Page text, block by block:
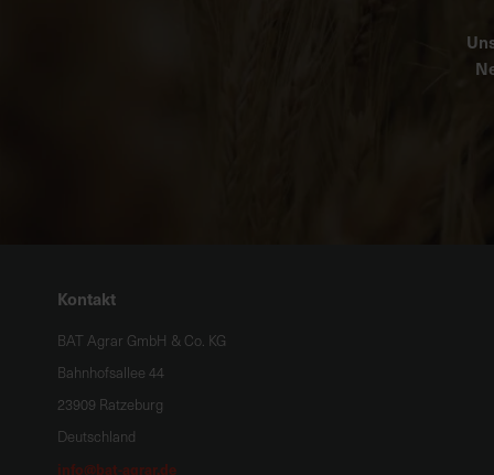
Kontakt
BAT Agrar GmbH & Co. KG
Bahnhofsallee 44
23909 Ratzeburg
Deutschland
info@bat-agrar.de